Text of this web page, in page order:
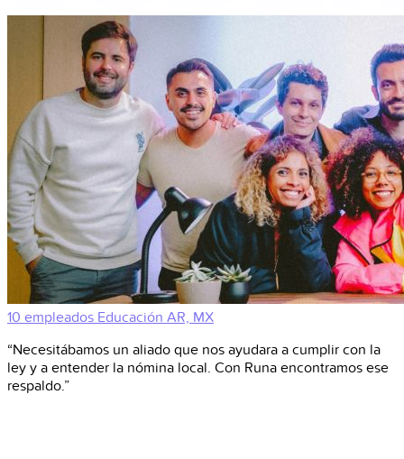
10 empleados Educación AR, MX
“Necesitábamos un aliado que nos ayudara a cumplir con la
ley y a entender la nómina local. Con Runa encontramos ese
respaldo.”